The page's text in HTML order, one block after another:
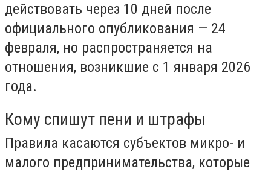
действовать через 10 дней после
официального опубликования — 24
февраля, но распространяется на
отношения, возникшие с 1 января 2026
года.
Кому спишут пени и штрафы
Правила касаются субъектов микро- и
малого предпринимательства, которые